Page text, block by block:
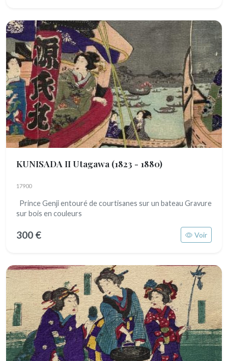
KUNISADA II Utagawa (1823 - 1880)
17900
Prince Genji entouré de courtisanes sur un bateau Gravure
sur bois en couleurs
300 € Voir